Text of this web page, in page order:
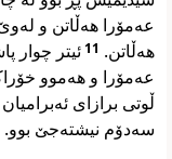
عەمۆرا هەڵاتن و
هەڵاتن. 11ئیتر چوار
عەمۆرا و هەموو
ڵوتی برازای
سەدۆم نیشتەجێ بوو.